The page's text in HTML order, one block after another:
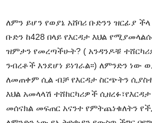
ለምን ይሆን የወያኔ አሸባሪ ቡድንን ዝርፊያ
ቡድን ከ428 በላይ የእርዳታ እህል
ዝምታን የመረጣችሁት? ( አንዳንዶቹ
ንብረቶች እንደሆነ ይነገራል፡፡) ለምንድን ነው
ለመጠቀም ሲል ብቻ የእርዳታ ስርጭትን
እህል አመላላሽ ተሸከርካሪዎች ሲዘረፉ፣የእርዳታ
መሰናክል መፍጠር አናንተ የምትጨነቁለትን